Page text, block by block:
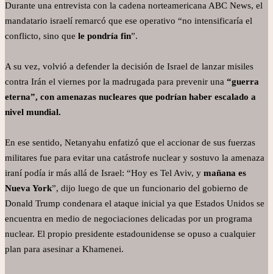
Durante una entrevista con la cadena norteamericana ABC News, el
mandatario israelí remarcó que ese operativo “no intensificaría el
conflicto, sino que le pondría fin”.
A su vez, volvió a defender la decisión de Israel de lanzar misiles
contra Irán el viernes por la madrugada para prevenir una “guerra
eterna”, con amenazas nucleares que podrían haber escalado a
nivel mundial.
En ese sentido, Netanyahu enfatizó que el accionar de sus fuerzas
militares fue para evitar una catástrofe nuclear y sostuvo la amenaza
iraní podía ir más allá de Israel: “Hoy es Tel Aviv, y mañana es
Nueva York”, dijo luego de que un funcionario del gobierno de
Donald Trump condenara el ataque inicial ya que Estados Unidos se
encuentra en medio de negociaciones delicadas por un programa
nuclear. El propio presidente estadounidense se opuso a cualquier
plan para asesinar a Khamenei.